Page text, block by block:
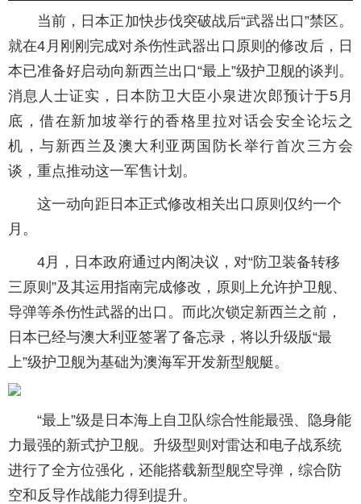
当前，日本正加快步伐突破战后“武器出口”禁区。
就在4月刚刚完成对杀伤性武器出口原则的修改后，日
本已准备好启动向新西兰出口“最上”级护卫舰的谈判。
消息人士证实，日本防卫大臣小泉进次郎预计于5月
底，借在新加坡举行的香格里拉对话会安全论坛之
机，与新西兰及澳大利亚两国防长举行首次三方会
谈，重点推动这一军售计划。
这一动向距日本正式修改相关出口原则仅约一个
月。
4月，日本政府通过内阁决议，对“防卫装备转移
三原则”及其运用指南完成修改，原则上允许护卫舰、
导弹等杀伤性武器的出口。而此次锁定新西兰之前，
日本已经与澳大利亚签署了备忘录，将以升级版“最
上”级护卫舰为基础为澳海军开发新型舰艇。
“最上”级是日本海上自卫队综合性能最强、隐身能
力最强的新式护卫舰。升级型则对雷达和电子战系统
进行了全方位强化，还能搭载新型舰空导弹，综合防
空和反导作战能力得到提升。